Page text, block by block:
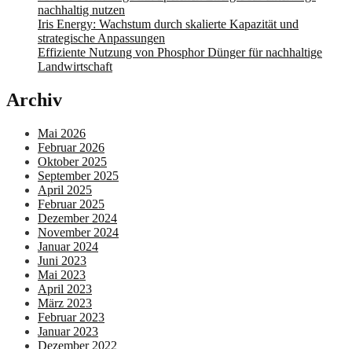
nachhaltig nutzen
Iris Energy: Wachstum durch skalierte Kapazität und
strategische Anpassungen
Effiziente Nutzung von Phosphor Dünger für nachhaltige
Landwirtschaft
Archiv
Mai 2026
Februar 2026
Oktober 2025
September 2025
April 2025
Februar 2025
Dezember 2024
November 2024
Januar 2024
Juni 2023
Mai 2023
April 2023
März 2023
Februar 2023
Januar 2023
Dezember 2022